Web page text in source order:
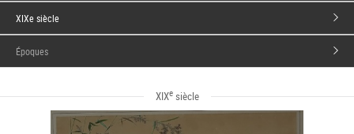
XIXe siècle
Époques
XIXesiècle